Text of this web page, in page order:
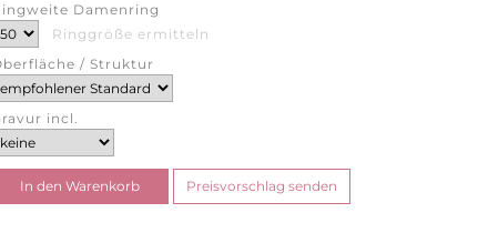
Damenring
Ringgröße ermitteln
/ Struktur
incl.